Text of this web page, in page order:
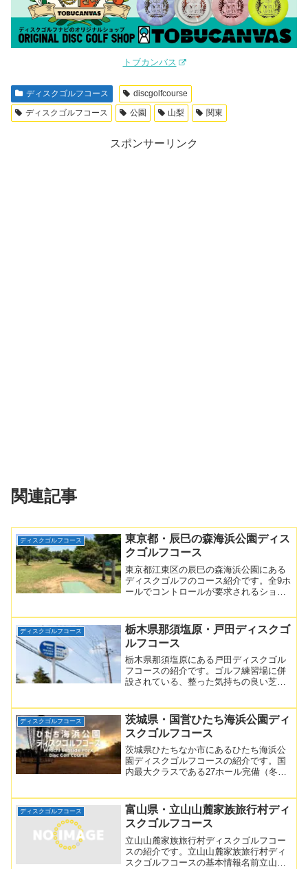
トブカンバス
ディスクゴルフコース
discgolfcourse
ディスクゴルフコース
公園 山梨 関東
スポンサーリンク
関連記事
ディスクゴルフコース
東京都・辰巳の森海浜公園ディス
クゴルフコース
東京都江東区の辰巳の森海浜公園にある
ディスクゴルフのコース紹介です。全9ホ
ールでコントロールが要求されるショー
めてコースにでる方はもちろん、上級者
の練習にもオススメのディスクゴルフコ
ースです。
ディスクゴルフコース
栃木県那須塩原・戸田ディスクゴ
ルフコース
栃木県那須塩原にある戸田ディスクゴル
フコースの紹介です。ゴルフ練習場に併
設されている、整った気持ちの良い芝生
い。
ディスクゴルフコース
茨城県・国営ひたち海浜公園ディ
スクゴルフコース
茨城県ひたちなか市にあるひたち海浜公
園ディスクゴルフコースの紹介です。国
内最大クラスである27ホール完備（冬季
有無などこちらをご覧ください。
ディスクゴルフコース
富山県・立山山麓家族旅行村ディ
スクゴルフコース
立山山麓家族旅行村ディスクゴルフコー
スの紹介です。立山山麓家族旅行村ディ
スクゴルフコースの基本情報名前立山山